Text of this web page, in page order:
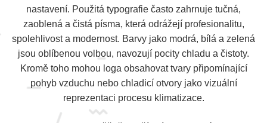
nastavení. Použitá typografie často zahrnuje tučná,
zaoblená a čistá písma, která odrážejí profesionalitu,
spolehlivost a modernost. Barvy jako modrá, bílá a zelená
jsou oblíbenou volbou, navozují pocity chladu a čistoty.
Kromě toho mohou loga obsahovat tvary připomínající
pohyb vzduchu nebo chladicí otvory jako vizuální
reprezentaci procesu klimatizace.